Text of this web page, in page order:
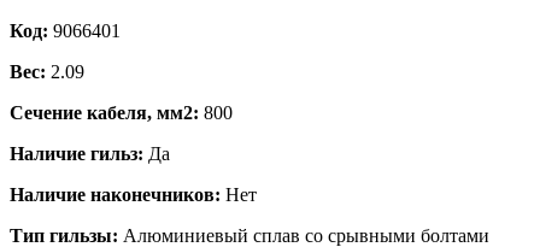
Код: 9066401
Вес: 2.09
Сечение кабеля, мм2: 800
Наличие гильз: Да
Наличие наконечников: Нет
Тип гильзы: Алюминиевый сплав со срывными болтами